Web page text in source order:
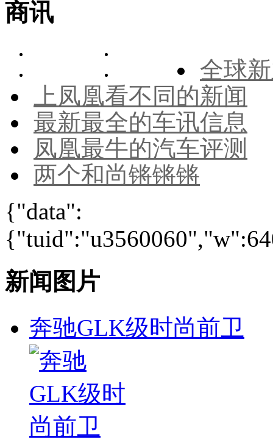
商讯
全球
上凤凰看不同的新闻
最新最全的车讯信息
凤凰最牛的汽车评测
两个和尚锵锵锵
{"data":
新闻图片
奔驰GLK级时尚前卫